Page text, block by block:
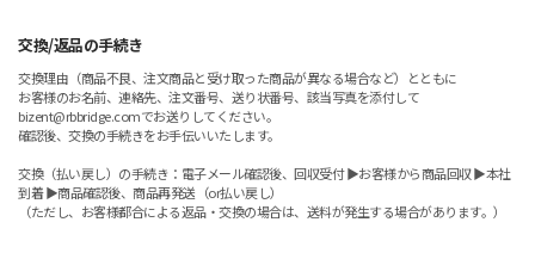
交換/返品の手続き
交換理由（商品不良、注文商品と受け取った商品が異なる場合など）とともに
お客様のお名前、連絡先、注文番号、送り状番号、該当写真を添付して
bizent@rbbridge.comでお送りしてください。
確認後、交換の手続きをお手伝いいたします。
交換（払い戻し）の手続き：電子メール確認後、回収受付 ▶お客様から商品回収 ▶本社
到着 ▶商品確認後、商品再発送（or払い戻し）
（ただし、お客様都合による返品・交換の場合は、送料が発生する場合があります。）